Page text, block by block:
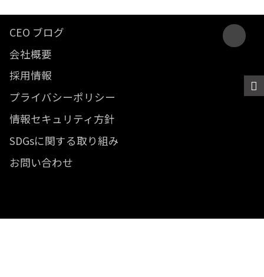
CEO ブログ
会社概要
採用情報
プライバシーポリシー
情報セキュリティ方針
SDGsに関する取り組み
お問い合わせ